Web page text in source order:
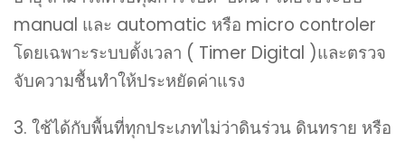
manual และ automatic หรือ micro controler
โดยเฉพาะระบบตั้งเวลา ( Timer Digital )และตรวจ
จับความชื้นทำให้ประหยัดค่าแรง
3. ใช้ได้กับพื้นที่ทุกประเภทไม่ว่าดินร่วน ดินทราย หรือ